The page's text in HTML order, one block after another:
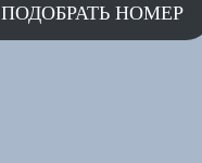
ПОДОБРАТЬ НОМЕР